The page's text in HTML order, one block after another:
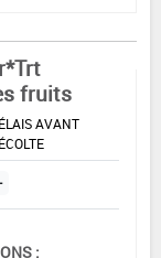
fruits
AVANT
-
: